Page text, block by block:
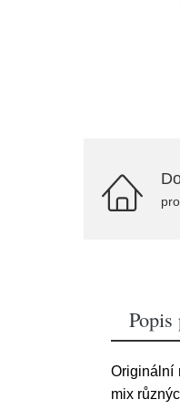
Originální
mix